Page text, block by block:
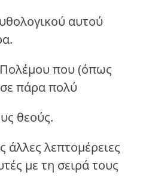
αυτού
που (όπως
πάρα πολύ
θεούς.
λεπτομέρειες
με τη σειρά τους